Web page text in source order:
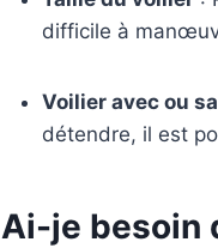
difficile à
Voilier avec ou
détendre, il est
Ai-je besoin